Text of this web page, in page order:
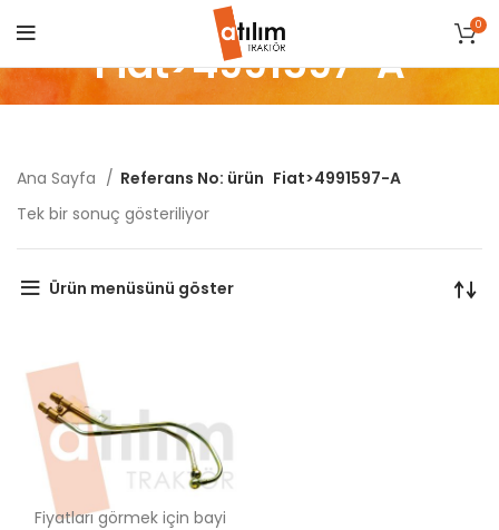
0
Fiat>4991597-A
Ana Sayfa Referans No: ürün Fiat>4991597-A
Tek bir sonuç gösteriliyor
Ürün menüsünü göster
Fiyatları görmek için bayi